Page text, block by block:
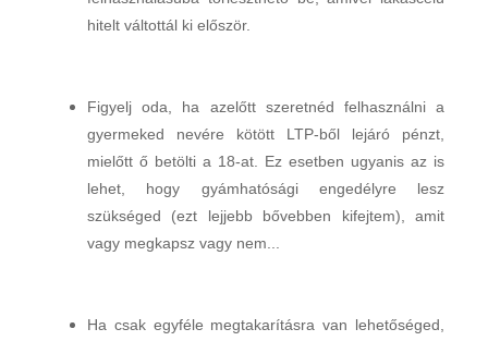
hitelt váltottál ki először.
Figyelj oda, ha azelőtt szeretnéd felhasználni a
gyermeked nevére kötött LTP-ből lejáró pénzt,
mielőtt ő betölti a 18-at. Ez esetben ugyanis az is
lehet, hogy gyámhatósági engedélyre lesz
szükséged (ezt lejjebb bővebben kifejtem), amit
vagy megkapsz vagy nem...
Ha csak egyféle megtakarításra van lehetőséged,